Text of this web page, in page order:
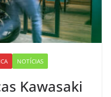
NOTÍCIAS
Kawasaki